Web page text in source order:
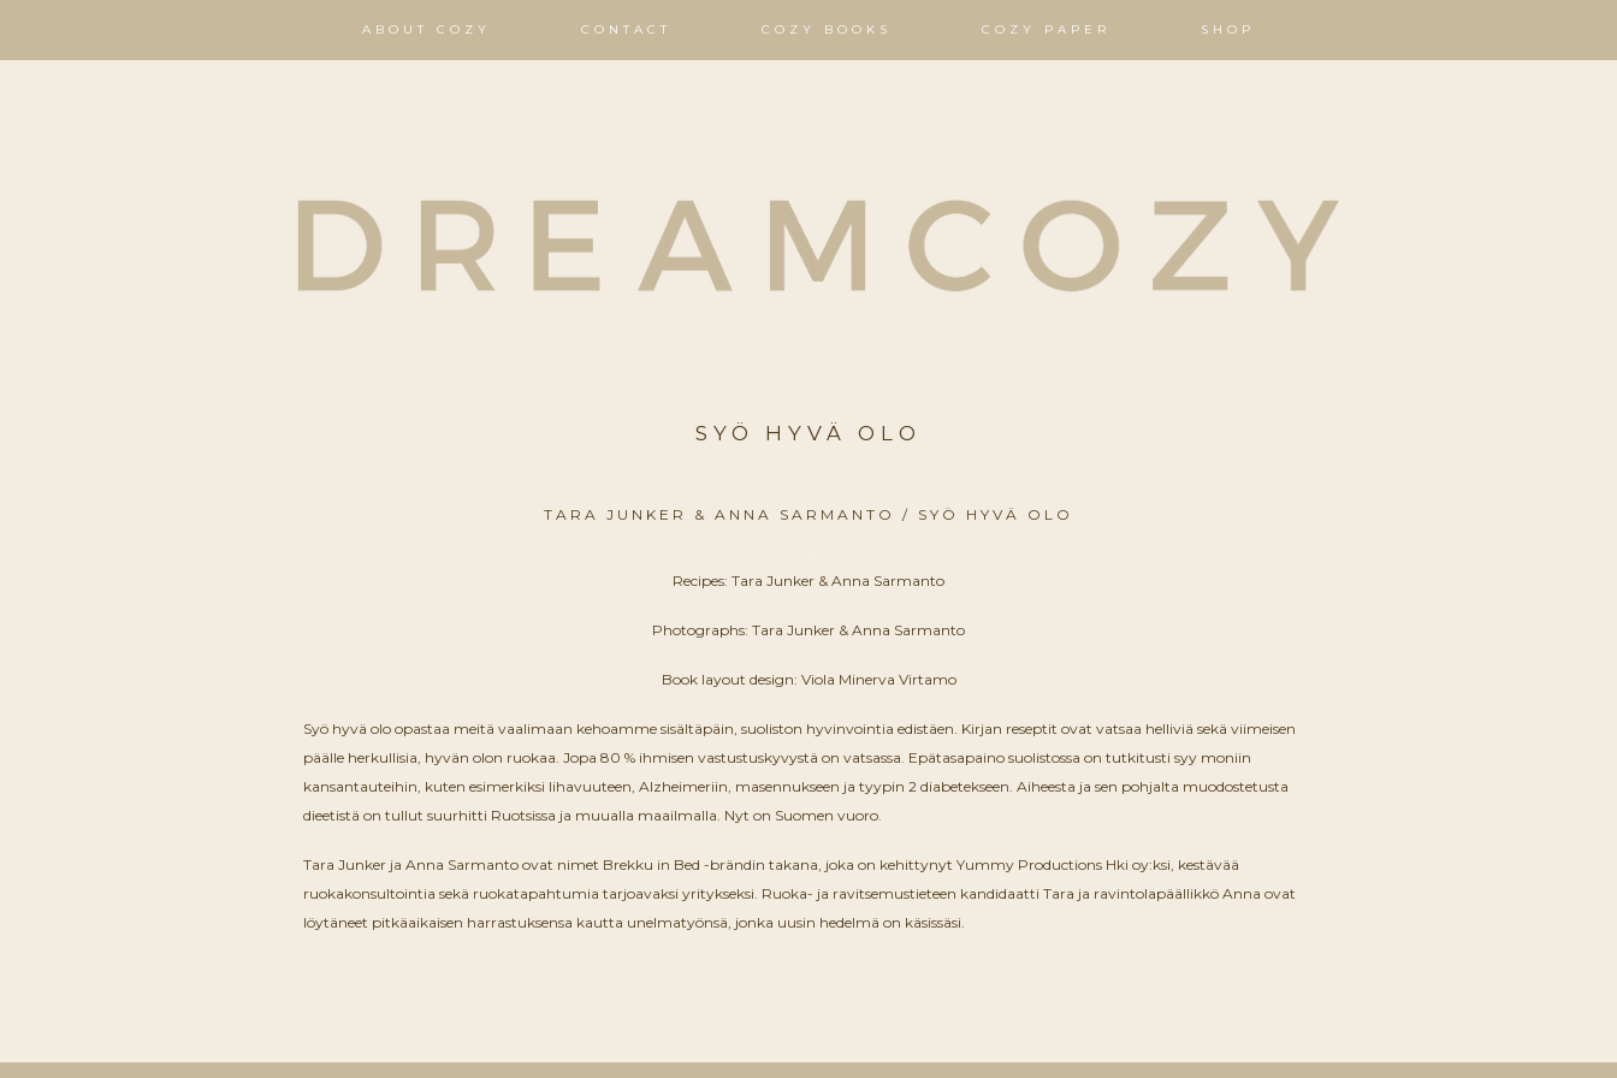
ABOUT COZY CONTACT COZY BOOKS COZY PAPER SHOP
SYÖ HYVÄ OLO
TARA JUNKER & ANNA SARMANTO / SYÖ HYVÄ OLO
Recipes: Tara Junker & Anna Sarmanto
Photographs: Tara Junker & Anna Sarmanto
Book layout design: Viola Minerva Virtamo
Syö hyvä olo opastaa meitä vaalimaan kehoamme sisältäpäin, suoliston hyvinvointia edistäen. Kirjan reseptit ovat vatsaa helliviä sekä viimeisen
päälle herkullisia, hyvän olon ruokaa. Jopa 80 % ihmisen vastustuskyvystä on vatsassa. Epätasapaino suolistossa on tutkitusti syy moniin
kansantauteihin, kuten esimerkiksi lihavuuteen, Alzheimeriin, masennukseen ja tyypin 2 diabetekseen. Aiheesta ja sen pohjalta muodostetusta
dieetistä on tullut suurhitti Ruotsissa ja muualla maailmalla. Nyt on Suomen vuoro.
Tara Junker ja Anna Sarmanto ovat nimet Brekku in Bed -brändin takana, joka on kehittynyt Yummy Productions Hki oy:ksi, kestävää
ruokakonsultointia sekä ruokatapahtumia tarjoavaksi yritykseksi. Ruoka- ja ravitsemustieteen kandidaatti Tara ja ravintolapäällikkö Anna ovat
löytäneet pitkäaikaisen harrastuksensa kautta unelmatyönsä, jonka uusin hedelmä on käsissäsi.